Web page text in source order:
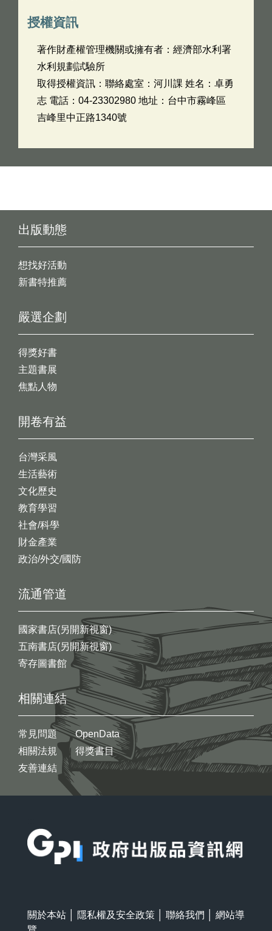
授權資訊
著作財產權管理機關或擁有者：經濟部水利署
水利規劃試驗所
取得授權資訊：聯絡處室：河川課 姓名：卓勇
志 電話：04-23302980 地址：台中市霧峰區
吉峰里中正路1340號
出版動態
想找好活動
新書特推薦
開卷有益
台灣采風
生活藝術
文化歷史
教育學習
社會/科學
財金產業
政治/外交/國防
嚴選企劃
得獎好書
主題書展
焦點人物
流通管道
國家書店(另開新視窗)
五南書店(另開新視窗)
寄存圖書館
相關連結
常見問題
相關法規
友善連結
OpenData
得獎書目
關於本站 隱私權及安全政策 聯絡我們
網站導